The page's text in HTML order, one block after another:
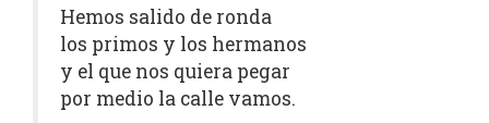
Hemos salido de ronda
los primos y los hermanos
y el que nos quiera pegar
por medio la calle vamos.